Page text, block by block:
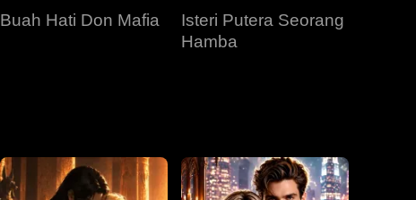
Episod 40
Buah Hati Don Mafia
Isteri Putera Seorang
Hamba